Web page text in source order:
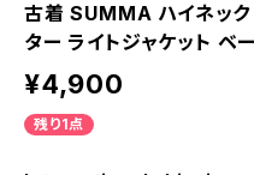
古着 SUMMA ハイネッ
ター ライトジャケット
¥4,900
残り1点